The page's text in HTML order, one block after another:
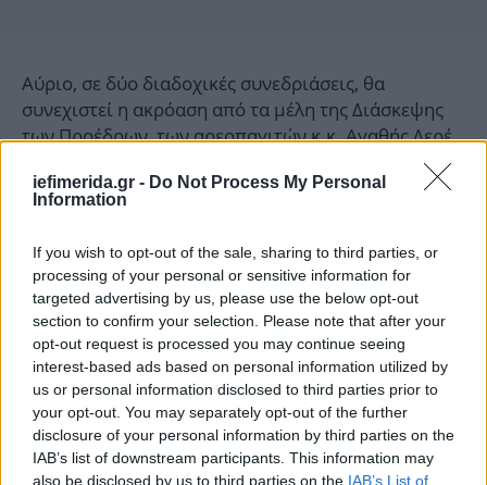
iefimerida.gr - Do Not Process My Personal
Information
If you wish to opt-out of the sale, sharing to third parties, or
processing of your personal or sensitive information for
targeted advertising by us, please use the below opt-out
section to confirm your selection. Please note that after your
opt-out request is processed you may continue seeing
interest-based ads based on personal information utilized by
us or personal information disclosed to third parties prior to
your opt-out. You may separately opt-out of the further
disclosure of your personal information by third parties on the
IAB’s list of downstream participants. This information may
also be disclosed by us to third parties on the IAB’s List of
Αύριο, σε δύο διαδοχικές συνεδριάσεις, θα
συνεχιστεί η ακρόαση από τα μέλη της Διάσκεψης
των Προέδρων, των αρεοπαγιτών κ.κ. Αγαθής Δερέ,
Σχοινοχωρίτη, Ευτύχιου Νικόπουλου, Γεωργίου
Παπαγεωργίου, Κορνηλίας Πανούτσου, Σταύρου
Παναγιώτας Γκουδή-Νινέ, Φωτίου Μουζάκη,
Ελπίδας Σιμιτοπούλου, Μαρίας-Μάριον Δερεχάνη
και Αικατερίνης Χονδρορίζου, Λεωνίδα
Χατζησταύρου, Ιφιγένειας Ματσούκα, Παναγιώτη
Λυμπερόπουλου, Μιχαήλ Αποστολάκη, Νίκης
Κατσιαούνη, Φωτεινής Μηλιώνη, Αντιγόνης
Τζελέπη, Μαρίας Γιαννακοπούλου, Απόστολου
Φωτόπουλου, Μαρίας Πετσάλη, Ερασμίας Λιούλη,
Ζωής Καραχάλιου, Βάιας Ζαρχανή και Σπυριδούλας